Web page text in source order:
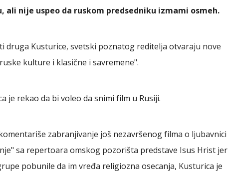
ali nije uspeo da ruskom predsedniku izmami osmeh.
druga Kusturice, svetski poznatog reditelja otvaraju nove
kulture i klasične i savremene".
je rekao da bi voleo da snimi film u Rusiji.
zabranjivanje još nezavršenog filma o ljubavnici
sa repertoara omskog pozorišta predstave Isus Hrist jer
pobunile da im vređa religiozna osecanja, Kusturica je